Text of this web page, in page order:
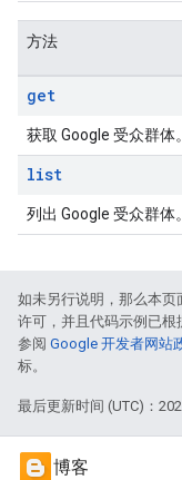
方法
get
获取 Google 受众群体。
list
列出 Google 受众群体。
如未另行说明，那么本页
许可，并且代码示例已根
参阅 Google 开发者网站
标。
最后更新时间 (UTC)：
博客